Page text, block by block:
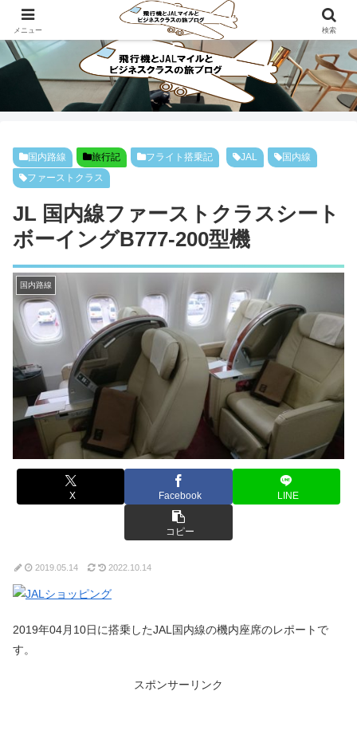
ビジネスクラスで旅にでよう！！
国内路線 旅行記 フライト搭乗記 JAL
国内線
ファーストクラス
JL 国内線ファーストクラスシート
ボーイングB777-200型機
国内路線
X Facebook LINE
コピー
2019.05.14 2022.10.14
2019年04月10日に搭乗したJAL国内線の機内座席のレポートで
す。
スポンサーリンク
メニュー 検索